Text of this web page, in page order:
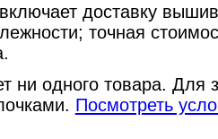
доставку
точная
ни одного товара. Для
Посмотреть